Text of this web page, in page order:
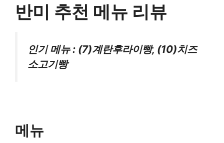
반미 추천 메뉴 리뷰
인기 메뉴 : (7)계란후라이빵, (10)치즈
소고기빵
메뉴